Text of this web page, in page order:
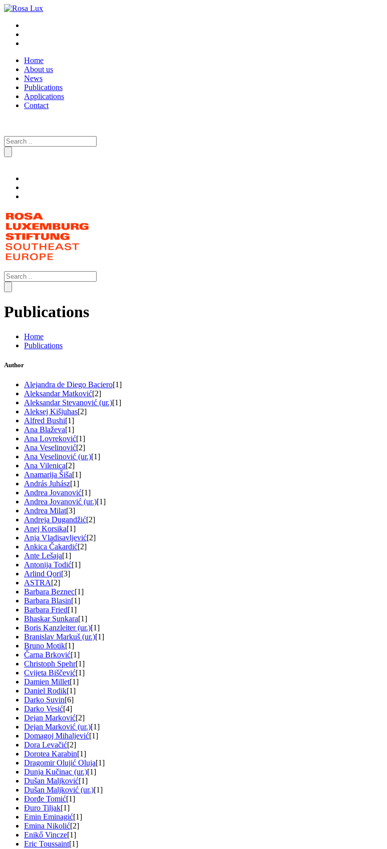
Home
About us
News
Publications
Applications
Contact
Search
for:
Search
for:
Publications
Home
Publications
Author
Alejandra de Diego Baciero[1]
Aleksandar Matković[2]
Aleksandar Stevanović (ur.)[1]
Aleksej Kišjuhas[2]
Alfred Bushi[1]
Ana Blaževa[1]
Ana Lovreković[1]
Ana Veselinović[2]
Ana Veselinović (ur.)[1]
Ana Vilenica[2]
Anamarija Šiša[1]
András Juhász[1]
Andrea Jovanović[1]
Andrea Jovanović (ur.)[1]
Andrea Milat[3]
Andreja Dugandžić[2]
Anej Korsika[1]
Anja Vladisavljević[2]
Ankica Čakardić[2]
Ante Lešaja[1]
Antonija Todić[1]
Arlind Qori[3]
ASTRA[2]
Barbara Beznec[1]
Barbara Blasin[1]
Barbara Fried[1]
Bhaskar Sunkara[1]
Boris Kanzleiter (ur.)[1]
Branislav Markuš (ur.)[1]
Bruno Motik[1]
Čarna Brković[1]
Christoph Spehr[1]
Cvijeta Biščević[1]
Damien Millet[1]
Daniel Rodik[1]
Darko Suvin[6]
Darko Vesić[4]
Dejan Marković[2]
Dejan Marković (ur.)[1]
Domagoj Mihaljević[1]
Dora Levačić[2]
Dorotea Karabin[1]
Dragomir Olujić Oluja[1]
Dunja Kučinac (ur.)[1]
Dušan Maljković[1]
Dušan Maljković (ur.)[1]
Đorđe Tomić[1]
Đuro Tiljak[1]
Emin Eminagić[1]
Emina Nikolić[2]
Enikő Vincze[1]
Eric Toussaint[1]